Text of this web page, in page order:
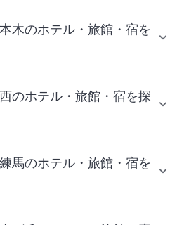
木のホテル・旅館・宿を
のホテル・旅館・宿を探
馬のホテル・旅館・宿を